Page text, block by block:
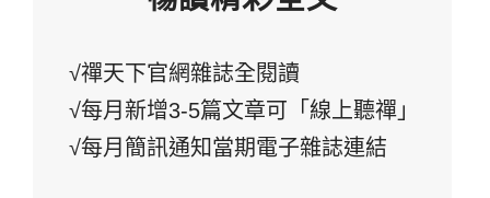
√禪天下官網雜誌全閱讀
√每月新增3-5篇文章可「線上聽禪」
√每月簡訊通知當期電子雜誌連結